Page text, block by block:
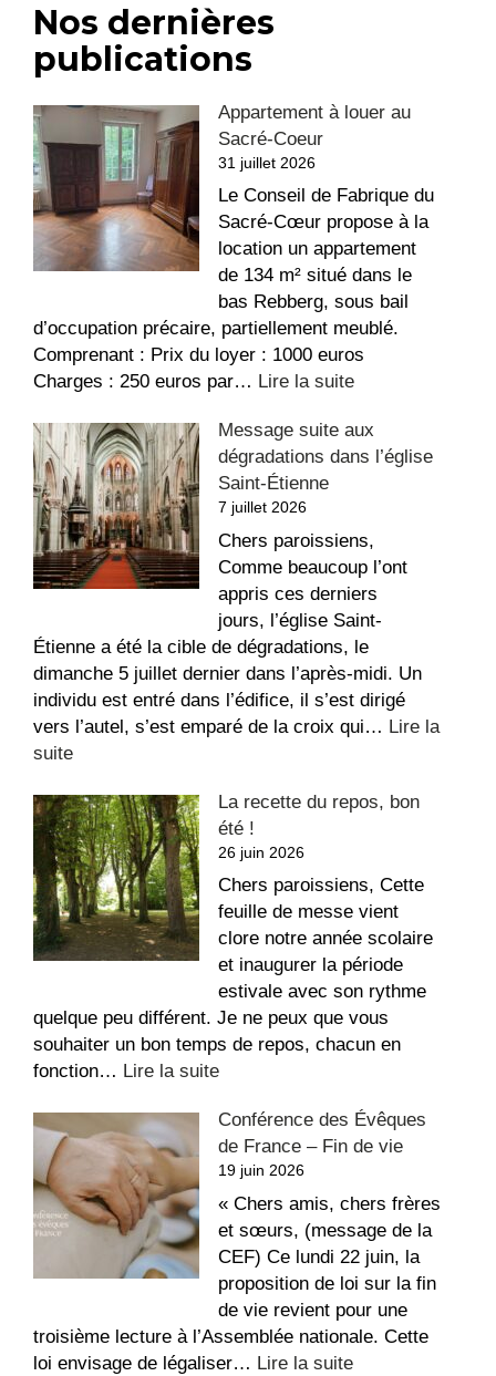
Nos dernières
publications
Appartement à louer au
Sacré-Coeur
31 juillet 2026
Le Conseil de Fabrique du
Sacré-Cœur propose à la
location un appartement
de 134 m² situé dans le
bas Rebberg, sous bail
d’occupation précaire, partiellement meublé.
Comprenant : Prix du loyer : 1000 euros
Charges : 250 euros par… Lire la suite:
à
louer
Coeur
Message suite aux
dégradations dans l’église
Saint-Étienne
7 juillet 2026
Chers paroissiens,
Comme beaucoup l’ont
appris ces derniers
jours, l’église Saint-
Étienne a été la cible de dégradations, le
dimanche 5 juillet dernier dans l’après-midi. Un
individu est entré dans l’édifice, il s’est dirigé
vers l’autel, s’est emparé de la croix qui… Lire la
suite:
suite
aux
dégradations
dans
l’église
Saint-
Étienne
La recette du repos, bon
été !
26 juin 2026
Chers paroissiens, Cette
feuille de messe vient
clore notre année scolaire
et inaugurer la période
estivale avec son rythme
quelque peu différent. Je ne peux que vous
souhaiter un bon temps de repos, chacun en
fonction… Lire la suite:
recette
du
repos,
bon
été
!
Conférence des Évêques
de France – Fin de vie
19 juin 2026
« Chers amis, chers frères
et sœurs, (message de la
CEF) Ce lundi 22 juin, la
proposition de loi sur la fin
de vie revient pour une
troisième lecture à l’Assemblée nationale. Cette
loi envisage de légaliser… Lire la suite: